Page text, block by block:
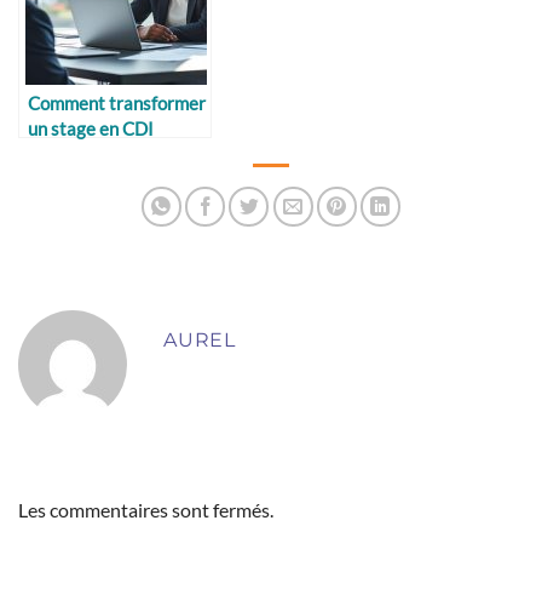
Comment transformer
un stage en CDI
AUREL
Les commentaires sont fermés.